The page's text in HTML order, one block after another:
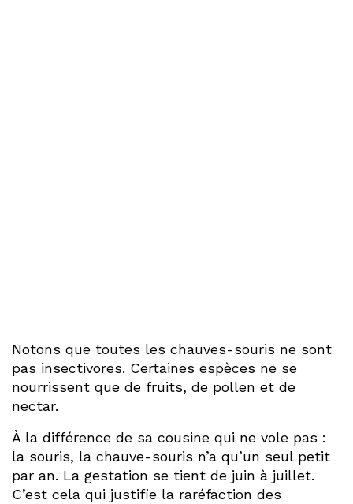
Notons que toutes les chauves-souris ne sont
pas insectivores. Certaines espèces ne se
nourrissent que de fruits, de pollen et de
nectar.
À la différence de sa cousine qui ne vole pas :
la souris, la chauve-souris n’a qu’un seul petit
par an. La gestation se tient de juin à juillet.
C’est cela qui justifie la raréfaction des